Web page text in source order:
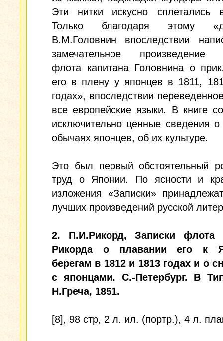
Эти нитки искусно сплетались
Только благодаря этому
В.М.Головнин впоследствии
замечательное произведение
флота капитана Головнина о
его в плену у японцев в 1811,
годах», впоследствии
все европейские языки. В книге
исключительно ценные сведения
обычаях японцев, об их культуре.
Это был первый обстоятельный
труд о Японии. По ясности и
изложения «Записки»
лучших произведений русской
2. П.И.Рикорд, Записки флота
Рикорда о плавании его к
берегам в 1812 и 1813 годах и о
с японцами. С.-Петербург. В
Н.Греча, 1851.
[8], 98 стр, 2 л. ил. (портр.), 4 л.